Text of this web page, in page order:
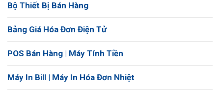
Bộ Thiết Bị Bán Hàng
Bảng Giá Hóa Đơn Điện Tử
POS Bán Hàng | Máy Tính Tiền
Máy In Bill | Máy In Hóa Đơn Nhiệt